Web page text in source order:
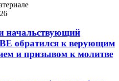
начальствующий
обратился к верующим
и призывом к молитве